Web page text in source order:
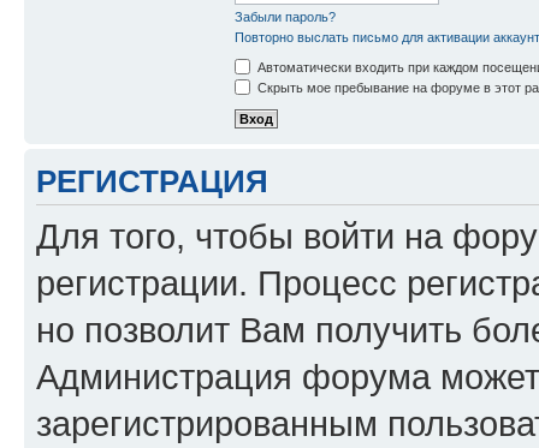
Забыли пароль?
Повторно выслать письмо для активации
Автоматически входить при каждом
Скрыть мое пребывание на форуме в этот
РЕГИСТРАЦИЯ
Для того, чтобы войти на
регистрации. Процесс
но позволит Вам получить
Администрация форума может
зарегистрированным